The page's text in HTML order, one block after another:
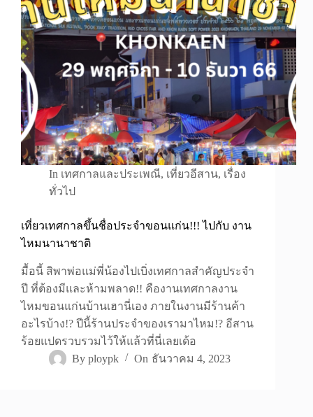
In เทศกาลและประเพณี, เที่ยวอีสาน, เรื่อง
ทั่วไป
เที่ยวเทศกาลขึ้นชื่อประจำขอนแก่น!!! ไปกับ งาน
ไหมนานาชาติ
มื้อนี้ สิพาพ่อแม่พี่น้องไปเบิ่งเทศกาลสำคัญประจำ
ปี ที่ต้องมีและห้ามพลาด!! คืองานเทศกาลงาน
ไหมขอนแก่นบ้านเฮานี่เอง ภายในงานมีร้านค้า
อะไรบ้าง!? ปีนี้ร้านประจำของเรามาไหม!? อีสาน
ร้อยแปดรวบรวมไว้ให้แล้วที่นี่เลยเด้อ
By ploypk On ธันวาคม 4, 2023